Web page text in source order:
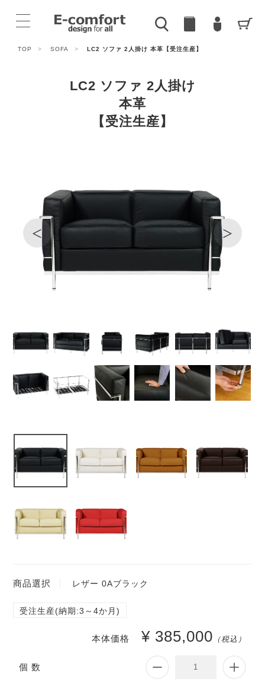
TOP > SOFA > LC2 ソファ 2人掛け 本革【受注生産】
LC2 ソファ 2人掛け
本革
【受注生産】
< >
商品選択 レザー 0Aブラック
受注生産(納期:3～4か月)
個 数
本体価格 ¥ 385,000 （税込）